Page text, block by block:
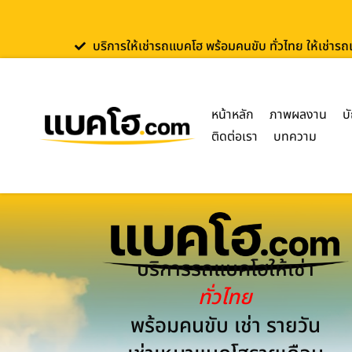
บริการให้เช่ารถแบคโฮ พร้อมคนขับ ทั่วไทย ให้เช่า
หน้าหลัก ภาพผลงาน
ติดต่อเรา
บทความ
บริการรถแบคโฮให้เช่า
ทั่วไทย
พร้อมคนขับ เช่า รายวัน